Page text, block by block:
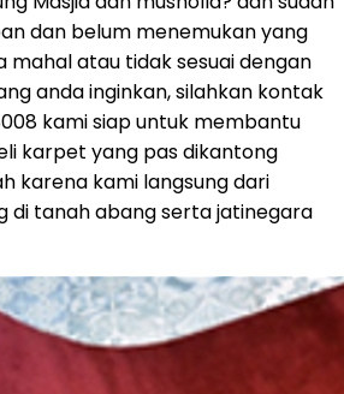
dan belum menemukan yang
atau tidak sesuai dengan
anda inginkan, silahkan kontak
kami siap untuk membantu
karpet yang pas dikantong
karena kami langsung dari
di tanah abang serta jatinegara